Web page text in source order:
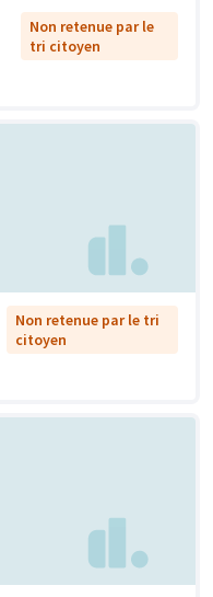
Non retenue par le
tri citoyen
Non retenue par le tri
citoyen